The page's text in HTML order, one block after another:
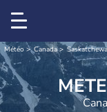
Météo Canada